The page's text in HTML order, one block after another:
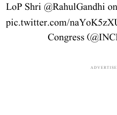
LoP Shri @RahulGandhi
pic.twitter.com/